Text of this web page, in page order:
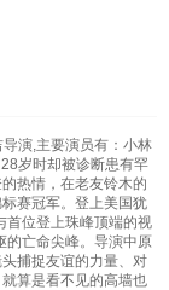
演,主要演员有：小林
岁时却被诊断患有罕
热情，在老友铃木的
赛冠军。登上美国犹
首位登上珠峰顶端的视
的亡命尖峰。导演中原
捕捉友谊的力量、对
算是看不见的高墙也